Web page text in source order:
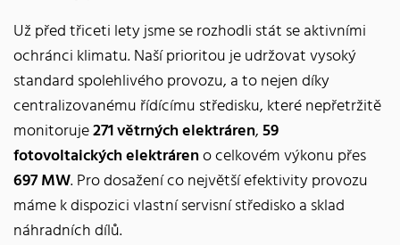
Už před třiceti lety jsme se rozhodli stát se aktivními
ochránci klimatu. Naší prioritou je udržovat vysoký
standard spolehlivého provozu, a to nejen díky
centralizovanému řídícímu středisku, které nepřetržitě
monitoruje271 větrných elektráren,59
fotovoltaických elektráreno celkovém výkonu přes
697MW. Pro dosažení co největší efektivity provozu
máme k dispozici vlastní servisní středisko a sklad
náhradních dílů.